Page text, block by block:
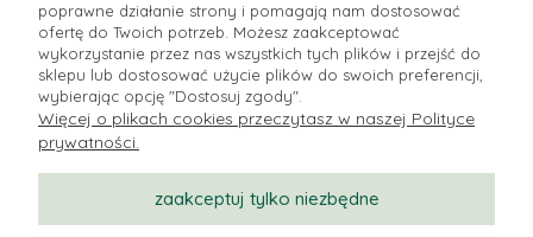
Płatności i dostawa
Informacje
O nas
poprawne działanie strony i pomagają nam dostosować
ofertę do Twoich potrzeb. Możesz zaakceptować
wykorzystanie przez nas wszystkich tych plików i przejść do
sklepu lub dostosować użycie plików do swoich preferencji,
wybierając opcję "Dostosuj zgody".
Więcej o plikach cookies przeczytasz w naszej Polityce
prywatności.
zaakceptuj tylko niezbędne